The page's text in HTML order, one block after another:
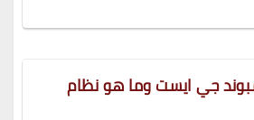
جي ايست وما هو نظام